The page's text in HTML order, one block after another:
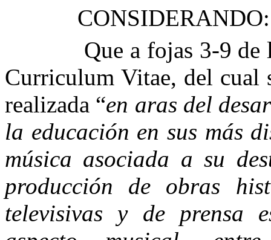
CONSIDERANDO:
Que a fojas 3-9 de
Curriculum Vitae, del cual
realizada “en aras del
la educación en sus más
música asociada a su
producción de obras
televisivas y de prensa